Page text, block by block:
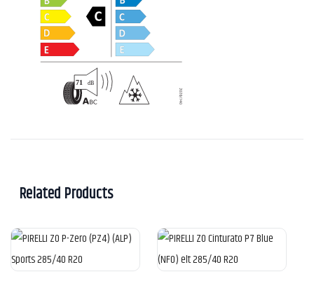
Related Products